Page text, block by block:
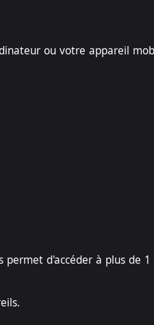
ou votre appareil
d'accéder à plus de